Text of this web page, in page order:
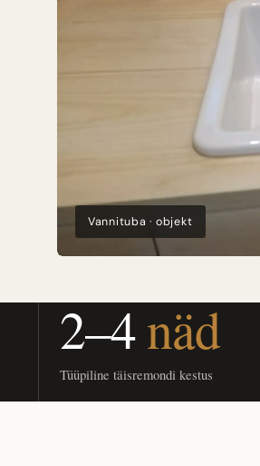
Vannituba · objekt
2–4näd
Tüüpiline täisremondi kestus